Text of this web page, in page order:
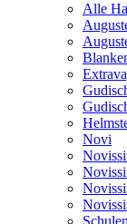
Alle
Novi